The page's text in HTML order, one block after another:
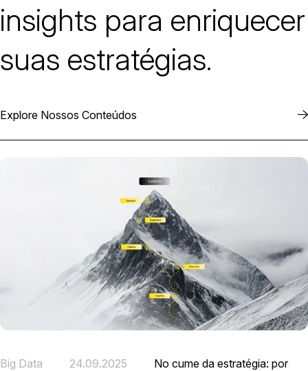
insights para enriquecer
suas estratégias.
Explore Nossos Conteúdos
Big Data 24.09.2025
No cume da estratégia: por